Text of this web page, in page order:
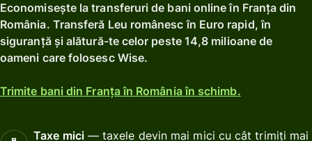
Economisește la transferuri de bani online în Franța din
România. Transferă Leu românesc în Euro rapid, în
siguranță și alătură-te celor peste 14,8 milioane de
oameni care folosesc Wise.
Trimite bani din Franța în România în schimb.
Taxe mici— taxele devin mai mici cu cât trimiți mai